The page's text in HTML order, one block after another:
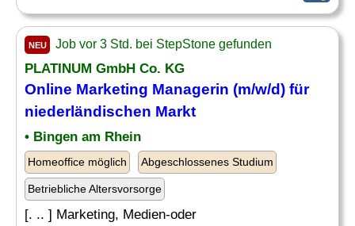
NEU Job vor 3 Std. bei StepStone gefunden
PLATINUM GmbH Co. KG
Online Marketing Managerin (m/w/d) für
niederländischen Markt
• Bingen am Rhein
Homeoffice möglich Abgeschlossenes Studium
Betriebliche Altersvorsorge
[. .. ] Marketing, Medien-oder